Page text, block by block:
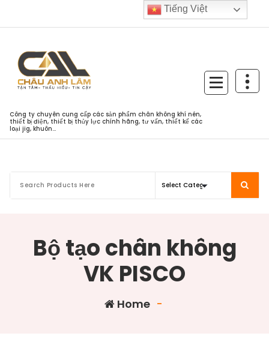
Công ty chuyên cung cấp các sản phẩm chân không khí nén,
thiết bị điện, thiết bị thủy lực chính hãng, tư vấn, thiết kế các
loại jig, khuôn...
Bộ tạo chân không
VK PISCO
Home -
Tiếng Việt